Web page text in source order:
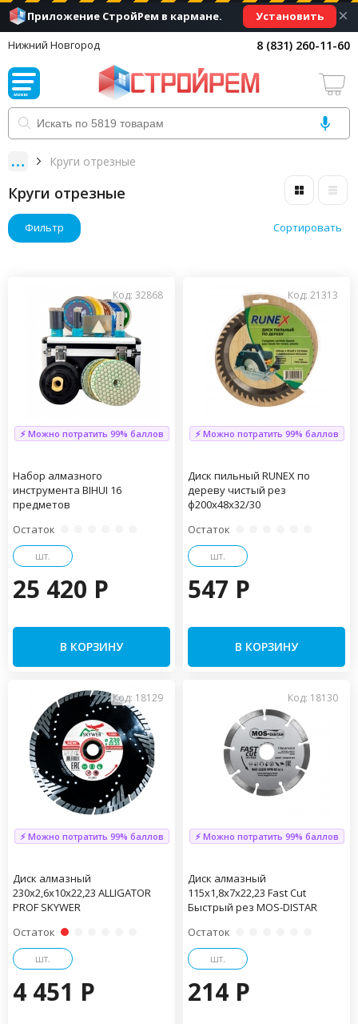
Приложение СтройРем в кармане. Установить ×
Нижний Новгород 8 (831) 260-11-60
Круги отрезные
Круги отрезные
Фильтр Сортировать
Код: 32868
⚡ Можно потратить 99% баллов
Набор алмазного
инструмента BIHUI 16
предметов
Остаток
шт.
25 420 P
В КОРЗИНУ
Код: 21313
⚡ Можно потратить 99% баллов
Диск пильный RUNEX по
дереву чистый рез
ф200х48х32/30
Остаток
шт.
547 P
В КОРЗИНУ
Код: 18129
⚡ Можно потратить 99% баллов
Диск алмазный
230х2,6х10х22,23 ALLIGATOR
PROF SKYWER
Остаток
шт.
4 451 P
Код: 18130
⚡ Можно потратить 99% баллов
Диск алмазный
115х1,8х7х22,23 Fast Cut
Быстрый рез МОS-DISTAR
Остаток
шт.
214 P